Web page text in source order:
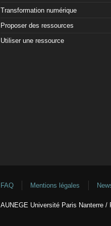
Transformation numérique
Proposer des ressources
Utiliser une ressource
FAQ Mentions légales
AUNEGE Université Paris Nanterre /